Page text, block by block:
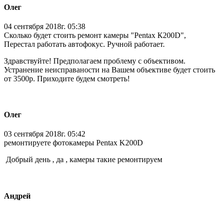
Олег
04 сентября 2018г. 05:38
Сколько будет стоить ремонт камеры "Pentax К200D",
Перестал работать автофокус. Ручной работает.
Здравствуйте! Предполагаем проблему с объективом.
Устранение неисправаности на Вашем объективе будет стоить
от 3500р. Приходите будем смотреть!
Олег
03 сентября 2018г. 05:42
ремонтируете фотокамеры Pentax K200D
Добрый день , да , камеры такие ремонтируем
Андрей